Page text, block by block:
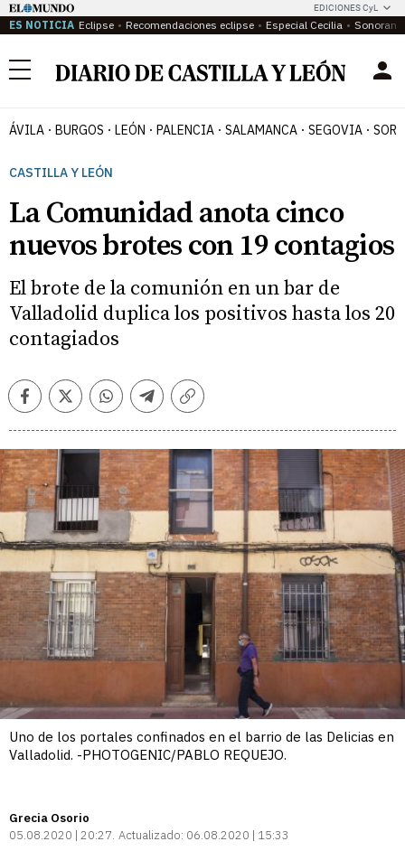
EDICIONES CyL
ES NOTICIA Eclipse Recomendaciones eclipse Especial Cecilia
Menú
ÁVILA BURGOS LEÓN PALENCIA SALAMANCA SEGOVIA
CASTILLA Y LEÓN
La Comunidad anota cinco
nuevos brotes con 19 contagios
El brote de la comunión en un bar de
Valladolid duplica los positivos hasta los 20
contagiados
FacebookTwitterWhatsappTelegramCopiar
Uno de los portales confinados en el barrio de las Delicias en
Valladolid. -PHOTOGENIC/PABLO REQUEJO.
Grecia Osorio
05.08.2020 | 20:27 Actualizado: 06.08.2020 | 15:33